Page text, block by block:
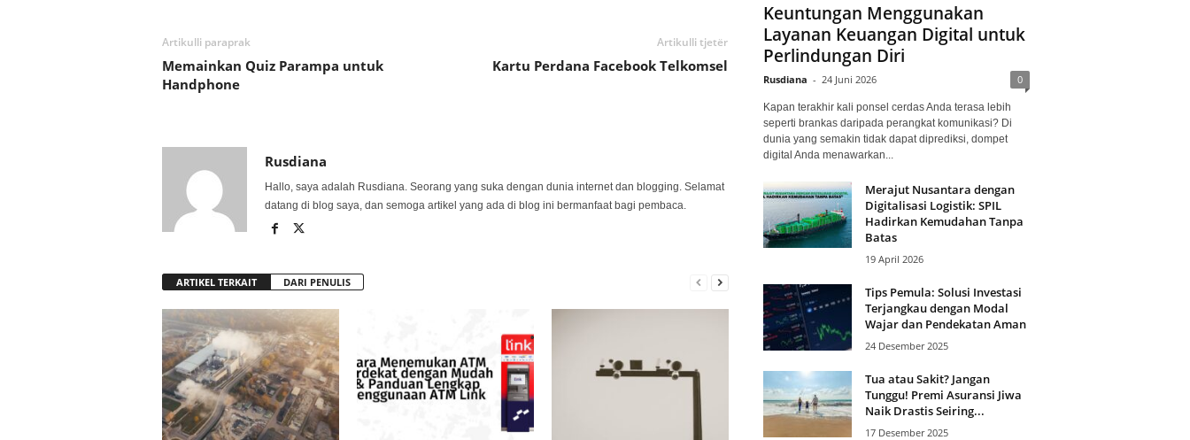
Artikulli paraprak
Memainkan Quiz Parampa untuk
Handphone
Artikulli tjetër
Kartu Perdana Facebook Telkomsel
Rusdiana
Hallo, saya adalah Rusdiana. Seorang yang suka dengan dunia internet dan blogging. Selamat
datang di blog saya, dan semoga artikel yang ada di blog ini bermanfaat bagi pembaca.
ARTIKEL TERKAIT DARI PENULIS
Keuntungan Menggunakan
Layanan Keuangan Digital untuk
Perlindungan Diri
Rusdiana - 24 Juni 2026 0
Kapan terakhir kali ponsel cerdas Anda terasa lebih
seperti brankas daripada perangkat komunikasi? Di
dunia yang semakin tidak dapat diprediksi, dompet
digital Anda menawarkan...
Merajut Nusantara dengan
Digitalisasi Logistik: SPIL
Hadirkan Kemudahan Tanpa
Batas
19 April 2026
Tips Pemula: Solusi Investasi
Terjangkau dengan Modal
Wajar dan Pendekatan Aman
24 Desember 2025
Tua atau Sakit? Jangan
Tunggu! Premi Asuransi Jiwa
Naik Drastis Seiring...
17 Desember 2025